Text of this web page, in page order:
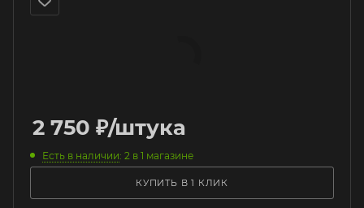
2 750 ₽/штука
Есть в наличии: 2 в 1 магазине
КУПИТЬ В 1 КЛИК